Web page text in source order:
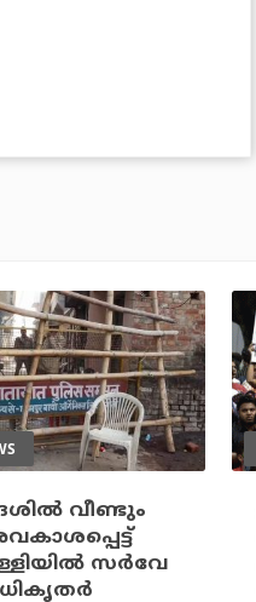
വീണ്ടും
സർവേ